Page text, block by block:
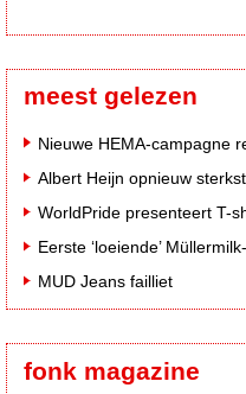
meest gelezen
MUD Jeans failliet
fonk magazine